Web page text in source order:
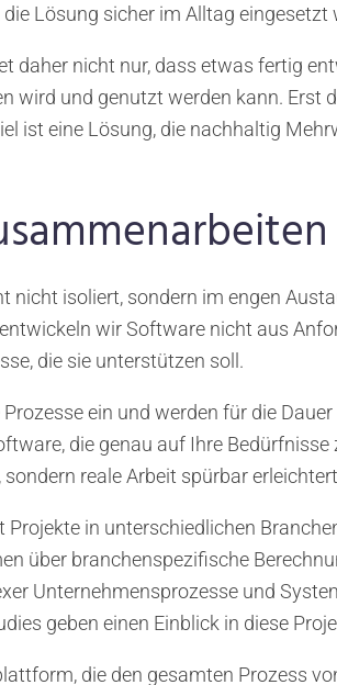
Lösung sicher im Alltag eingesetzt
daher nicht nur, dass etwas fertig
wird und genutzt werden kann. Erst
ist eine Lösung, die nachhaltig
nicht isoliert, sondern im engen
wir Software nicht aus
die sie unterstützen soll.
ein und werden für die
die genau auf Ihre
reale Arbeit spürbar
Projekte in unterschiedlichen
über branchenspezifische
Unternehmensprozesse und
geben einen Einblick in diese
die den gesamten Prozess